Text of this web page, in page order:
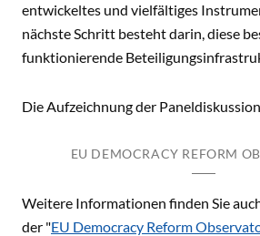
entwickeltes und vielfältiges
nächste Schritt besteht darin, diese
funktionierende
Die Aufzeichnung der
EU DEMOCRACY REFORM
Weitere Informationen finden Sie
der "EU Democracy Reform